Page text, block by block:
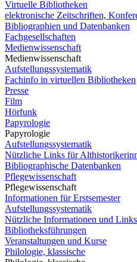
Virtuelle Bibliotheken
elektronische Zeitschriften,
Bibliographien und Datenbanken
Fachgesellschaften
Medienwissenschaft
Medienwissenschaft
Aufstellungssystematik
Fachinfo in virtuellen Bibliotheken
Presse
Film
Hörfunk
Papyrologie
Papyrologie
Aufstellungssystematik
Nützliche Links für
Bibliographische Datenbanken
Pflegewissenschaft
Pflegewissenschaft
Informationen für Erstsemester
Aufstellungssystematik
Nützliche Informationen und Links
Bibliotheksführungen
Veranstaltungen und Kurse
Philologie, klassische